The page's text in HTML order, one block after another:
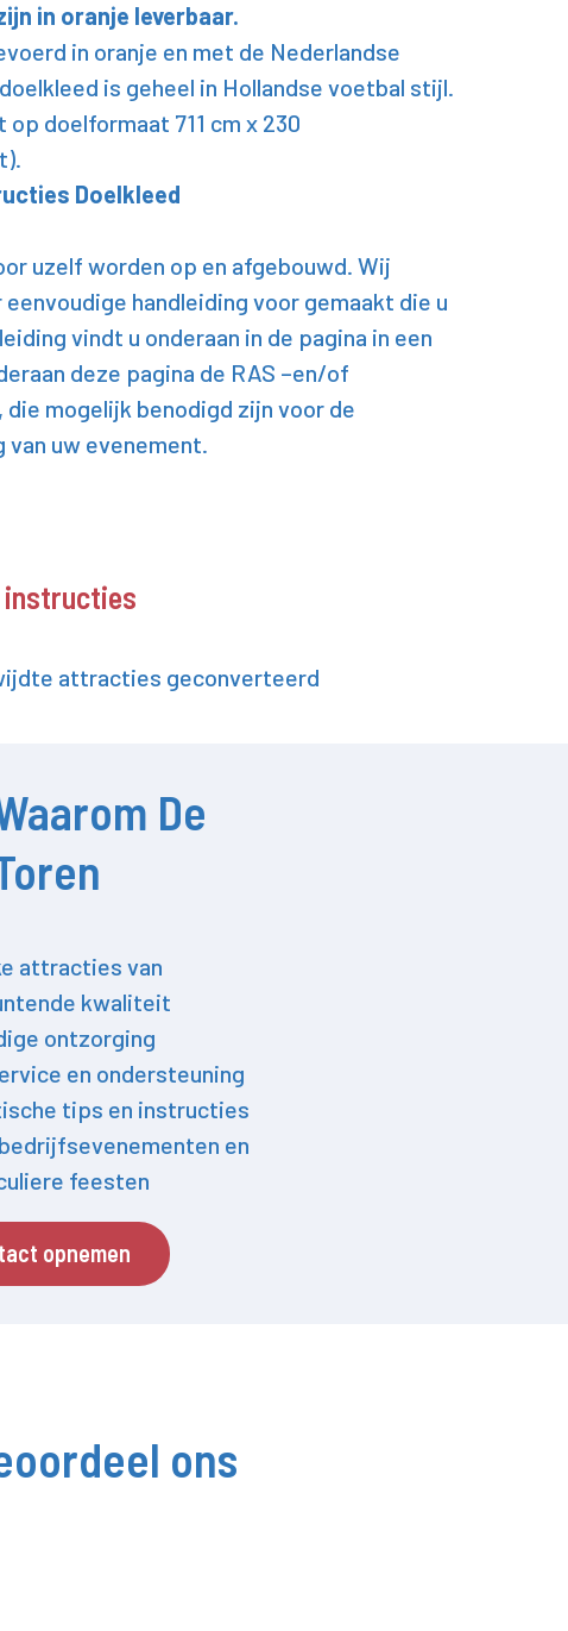
in oranje leverbaar.
in oranje en met de Nederlandse
is geheel in Hollandse voetbal stijl.
doelformaat 711 cm x 230
Doelkleed
uzelf worden op en afgebouwd. Wij
handleiding voor gemaakt die u
vindt u onderaan in de pagina in een
deze pagina de RAS –en/of
mogelijk benodigd zijn voor de
van uw evenement.
attracties geconverteerd
De
attracties van
kwaliteit
ontzorging
en ondersteuning
tips en instructies
en
feesten
opnemen
ons